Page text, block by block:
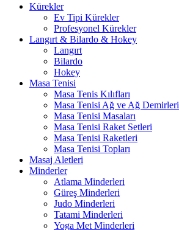
Kürekler
Ev Tipi Kürekler
Profesyonel Kürekler
Langırt & Bilardo & Hokey
Langırt
Bilardo
Hokey
Masa Tenisi
Masa Tenis Kılıfları
Masa Tenisi Ağ ve Ağ Demirleri
Masa Tenisi Masaları
Masa Tenisi Raket Setleri
Masa Tenisi Raketleri
Masa Tenisi Topları
Masaj Aletleri
Minderler
Atlama Minderleri
Güreş Minderleri
Judo Minderleri
Tatami Minderleri
Yoga Met Minderleri